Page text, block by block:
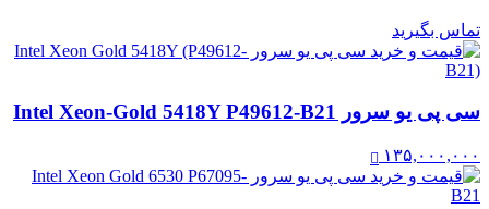
تماس بگیرید
سی پی یو سرور Intel Xeon-Gold 5418Y P49612-B21
۱۳۵,۰۰۰,۰۰۰